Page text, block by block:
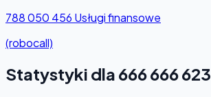
788 050 456 Usługi finansowe
(robocall)
Statystyki dla 666 666 623